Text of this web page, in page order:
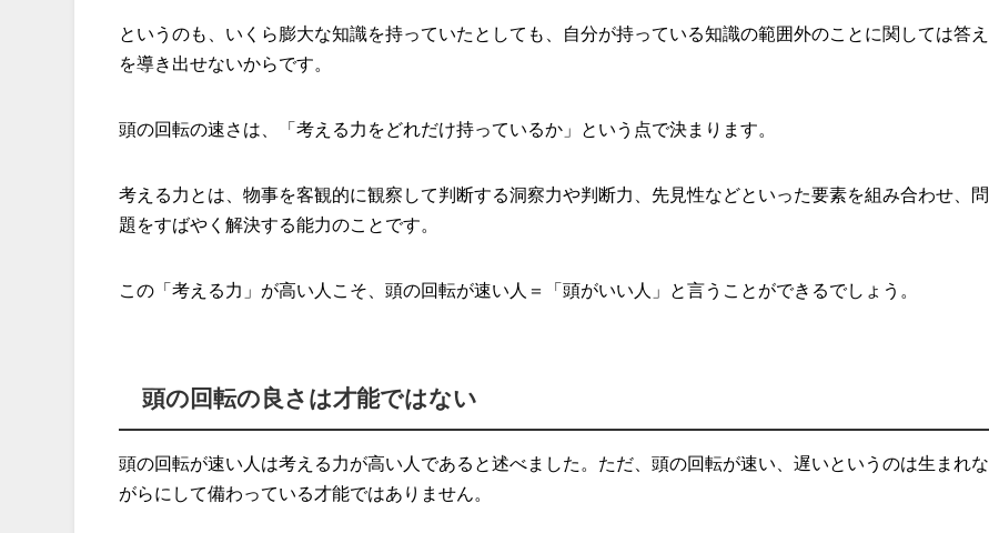
というのも、いくら膨大な知識を持っていたとしても、自分が持っている知識の範囲外のことに関しては答え
を導き出せないからです。
頭の回転の速さは、「考える力をどれだけ持っているか」という点で決まります。
考える力とは、物事を客観的に観察して判断する洞察力や判断力、先見性などといった要素を組み合わせ、問
題をすばやく解決する能力のことです。
この「考える力」が高い人こそ、頭の回転が速い人＝「頭がいい人」と言うことができるでしょう。
頭の回転の良さは才能ではない
頭の回転が速い人は考える力が高い人であると述べました。ただ、頭の回転が速い、遅いというのは生まれな
がらにして備わっている才能ではありません。